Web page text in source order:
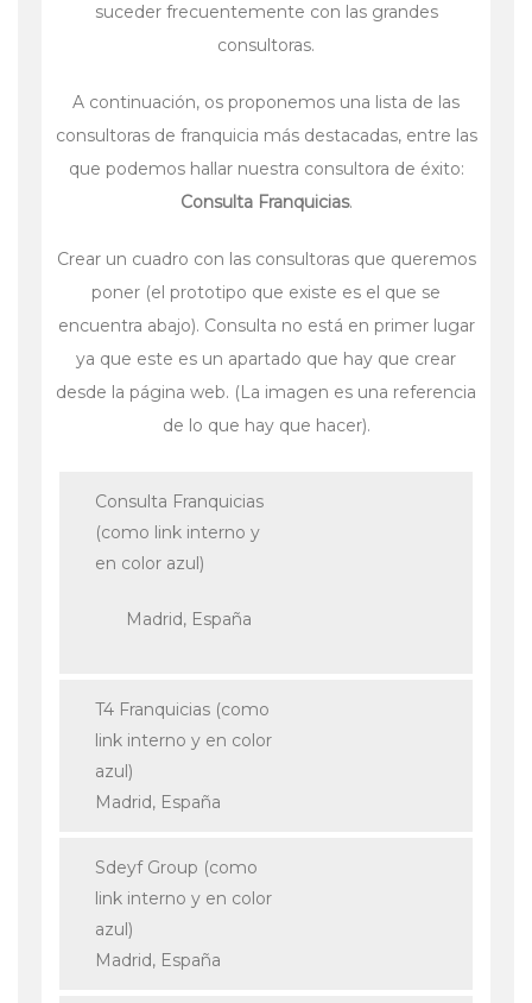
suceder frecuentemente con las grandes
consultoras.
A continuación, os proponemos una lista de las
consultoras de franquicia más destacadas, entre las
que podemos hallar nuestra consultora de éxito:
Consulta Franquicias.
Crear un cuadro con las consultoras que queremos
poner (el prototipo que existe es el que se
encuentra abajo). Consulta no está en primer lugar
ya que este es un apartado que hay que crear
desde la página web. (La imagen es una referencia
de lo que hay que hacer).
Consulta Franquicias
(como link interno y
en color azul)
Madrid, España
T4 Franquicias (como
link interno y en color
azul)
Madrid, España
Sdeyf Group (como
link interno y en color
azul)
Madrid, España